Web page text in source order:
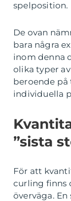
spelposition.
De ovan
bara några
inom denna
olika typer
beroende på
individuella
”sista
För att
curling finns
överväga.